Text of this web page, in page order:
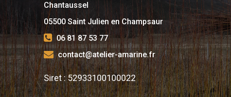
Chantaussel
05500 Saint Julien en Champsaur
06 81 87 53 77
contact@atelier-amarine.fr
Siret : 52933100100022